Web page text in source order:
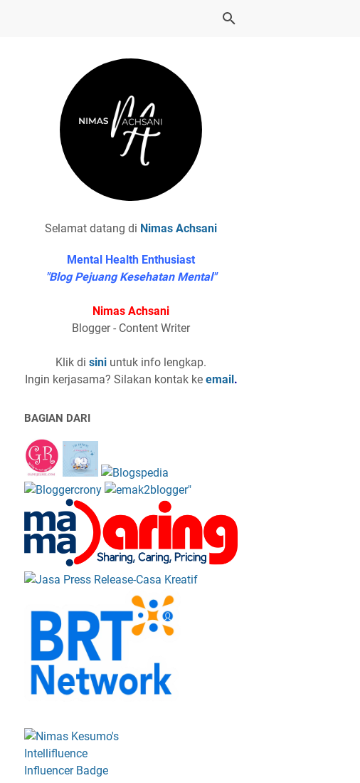
Selamat datang di Nimas Achsani
Mental Health Enthusiast
"Blog Pejuang Kesehatan Mental"
Nimas Achsani
Blogger - Content Writer
Klik di sini untuk info lengkap.
Ingin kerjasama? Silakan kontak ke email.
BAGIAN DARI